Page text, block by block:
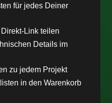
für jedes Deiner
Link teilen
Details im
zu jedem Projekt
in den Warenkorb